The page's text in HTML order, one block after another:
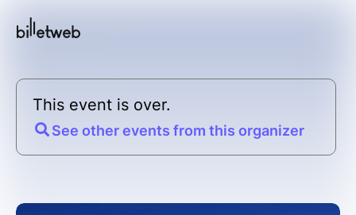
This event is over.
See other events from this organizer